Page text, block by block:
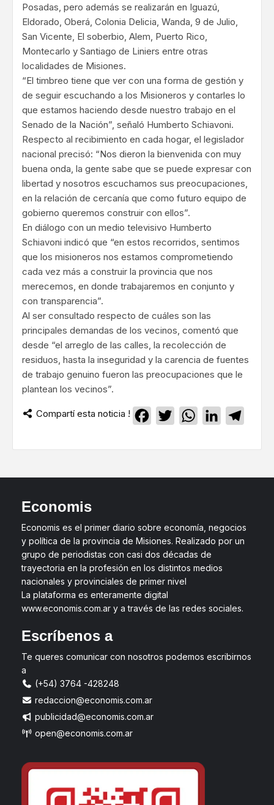
Posadas, pero además se realizarán en Iguazú,
Eldorado, Oberá, Colonia Delicia, Wanda, 9 de Julio,
San Vicente, El soberbio, Alem, Puerto Rico,
Montecarlo y Santiago de Liniers entre otras
localidades de Misiones.
“El timbreo tiene que ver con una forma de gestión y
de seguir escuchando a los Misioneros y contarles lo
que estamos haciendo desde nuestro trabajo en el
Senado de la Nación”, señaló Humberto Schiavoni.
Respecto al recibimiento en cada hogar, el legislador
nacional precisó: “Nos dieron la bienvenida con muy
buena onda, la gente sabe que se puede expresar con
libertad y nosotros escuchamos sus preocupaciones,
en la relación de cercanía que como futuro equipo de
gobierno queremos construir con ellos”.
En diálogo con un medio televisivo Humberto
Schiavoni indicó que “en estos recorridos, sentimos
que los misioneros nos estamos comprometiendo
cada vez más a construir la provincia que nos
merecemos, en donde trabajaremos en conjunto y
con transparencia”.
Al ser consultado respecto de cuáles son las
principales demandas de los vecinos, comentó que
desde “el arreglo de las calles, la recolección de
residuos, hasta la inseguridad y la carencia de fuentes
de trabajo genuino fueron las preocupaciones que le
plantean los vecinos”.
Compartí esta noticia ! Facebook
TwitterWhatsApp
LinkedIn
Economis
Economis es el primer diario sobre economía, negocios
y política de la provincia de Misiones. Realizado por un
grupo de periodistas con casi dos décadas de
trayectoria en la profesión en los distintos medios
nacionales y provinciales de primer nivel
La plataforma es enteramente digital
www.economis.com.ar y a través de las redes sociales.
Escríbenos a
Te queres comunicar con nosotros podemos escribirnos
a
(+54) 3764 -428248
redaccion@economis.com.ar
publicidad@economis.com.ar
open@economis.com.ar